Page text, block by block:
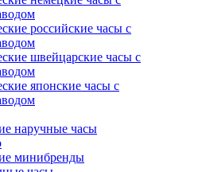
российские часы с
швейцарские часы с
японские часы с
наручные часы
минибренды